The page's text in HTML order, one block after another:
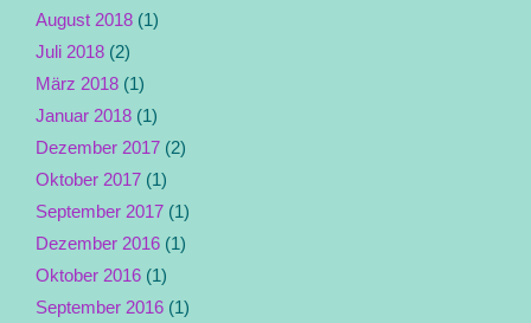
August 2018 (1)
Juli 2018 (2)
März 2018 (1)
Januar 2018 (1)
Dezember 2017 (2)
Oktober 2017 (1)
September 2017 (1)
Dezember 2016 (1)
Oktober 2016 (1)
September 2016 (1)